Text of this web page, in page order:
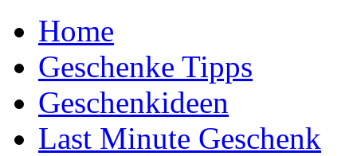
Home
Geschenke Tipps
Geschenkideen
Last Minute Geschenk